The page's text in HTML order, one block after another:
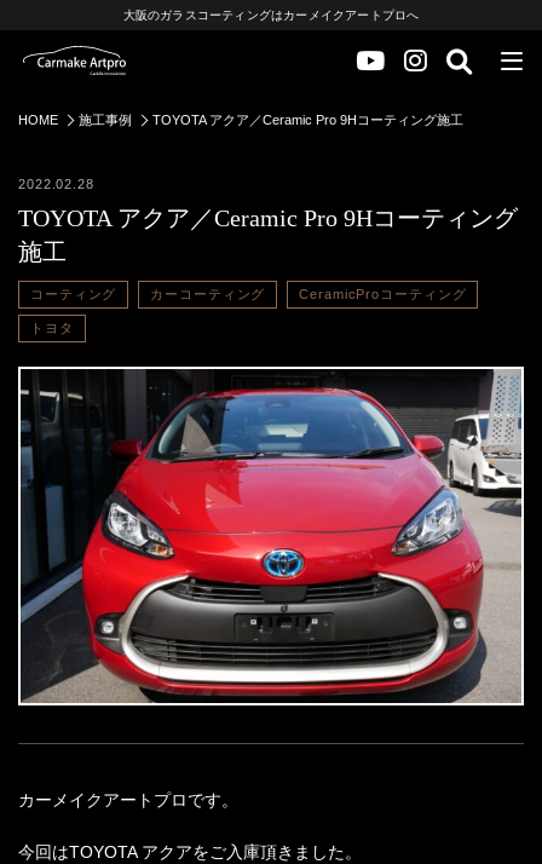
大阪のガラスコーティングはカーメイクアートプロへ
HOME 施工事例 TOYOTA アクア／Ceramic Pro 9Hコーティング施工
2022.02.28
TOYOTA アクア／Ceramic Pro 9Hコーティング
施工
コーティング カーコーティング CeramicProコーティング
トヨタ
カーメイクアートプロです。
今回はTOYOTA アクアをご入庫頂きました。